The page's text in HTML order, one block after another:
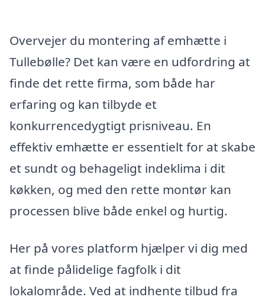
Overvejer du montering af emhætte i
Tullebølle? Det kan være en udfordring at
finde det rette firma, som både har
erfaring og kan tilbyde et
konkurrencedygtigt prisniveau. En
effektiv emhætte er essentielt for at skabe
et sundt og behageligt indeklima i dit
køkken, og med den rette montør kan
processen blive både enkel og hurtig.
Her på vores platform hjælper vi dig med
at finde pålidelige fagfolk i dit
lokalområde. Ved at indhente tilbud fra